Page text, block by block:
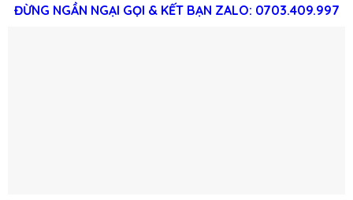
ĐỪNG NGẦN NGẠI GỌI & KẾT BẠN ZALO: 0703.409.997